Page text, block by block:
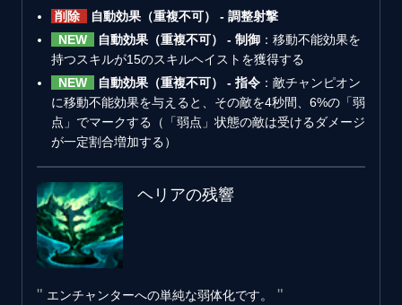
削除
自動効果（重複不可） - 調整射撃
NEW
自動効果（重複不可） - 制御 ：移動不能効果を
持つスキルが15のスキルヘイストを獲得する
NEW
自動効果（重複不可） - 指令 ：敵チャンピオン
に移動不能効果を与えると、その敵を4秒間、6%の「弱
点」でマークする（「弱点」状態の敵は受けるダメージ
が一定割合増加する）
ヘリアの残響
エンチャンターへの単純な弱体化です。